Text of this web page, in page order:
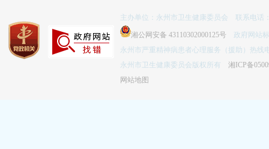
主办单位：永州市卫生健康委员会 联系电话
湘公网安备 43110302000125号 政府网站标
永州市严重精神病患者心理服务（援助）热线
永州市卫生健康委员会版权所有 湘ICP备
网站地图